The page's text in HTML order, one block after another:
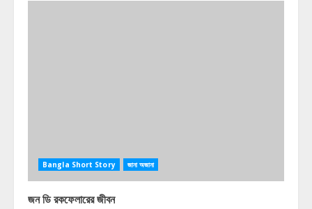
Bangla Short Story জানা অজানা
জন ডি রকফেলারের জীবন